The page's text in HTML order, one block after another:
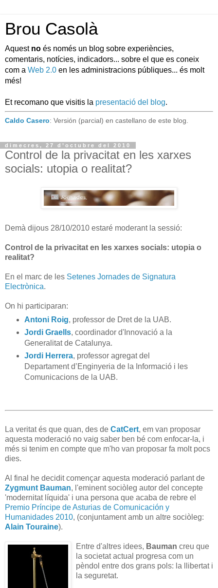
Brou Casolà
Aquest no és només un blog sobre experiències,
comentaris, notícies, indicadors... sobre el que es coneix
com a Web 2.0 en les administracions públiques... és molt
més!
Et recomano que visitis la presentació del blog.
Caldo Casero: Versión (parcial) en castellano de este blog.
dimecres, 27 d’octubre del 2010
Control de la privacitat en les xarxes
socials: utopia o realitat?
Demà dijous 28/10/2010 estaré moderant la sessió:
Control de la privacitat en les xarxes socials: utopia o
realitat?
En el marc de les Setenes Jornades de Signatura
Electrònica.
On hi participaran:
Antoni Roig, professor de Dret de la UAB.
Jordi Graells, coordinador d'Innovació a la
Generalitat de Catalunya.
Jordi Herrera, professor agregat del
Departament d’Enginyeria de la Informació i les
Comunicacions de la UAB.
La veritat és que quan, des de CatCert, em van proposar
aquesta moderació no vaig saber ben bé com enfocar-la, i
més si tenim en compte que m'ho van proposar fa molt pocs
dies.
Al final he decidit començar aquesta moderació parlant de
Zygmunt Bauman, l'eminent sociòleg autor del concepte
'modernitat líquida' i una persona que acaba de rebre el
Premio Príncipe de Asturias de Comunicación y
Humanidades 2010, (conjuntament amb un altre sociòleg:
Alain Touraine).
Entre d'altres idees, Bauman creu que
la societat actual progresa com un
pèndol entre dos grans pols: la llibertat i
la seguretat.